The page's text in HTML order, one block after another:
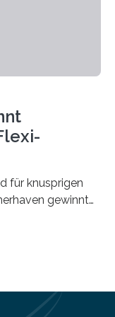
für knusprigen
gewinnt
Nuggets”
und